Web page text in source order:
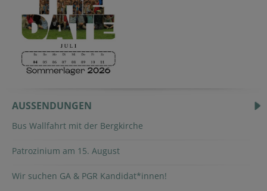
AUSSENDUNGEN
Bus Wallfahrt mit der Bergkirche
Patrozinium am 15. August
Wir suchen GA & PGR Kandidat*innen!